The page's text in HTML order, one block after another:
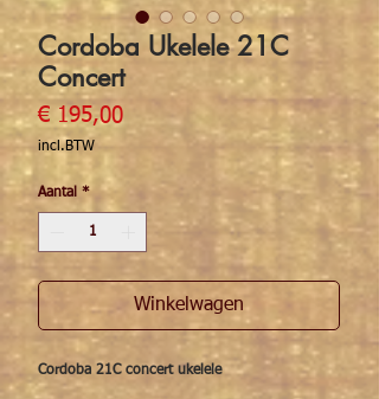
Cordoba Ukelele 21C
Concert
€ 195,00Prijs
incl.BTW
Aantal *
Winkelwagen
Cordoba 21C concert ukelele